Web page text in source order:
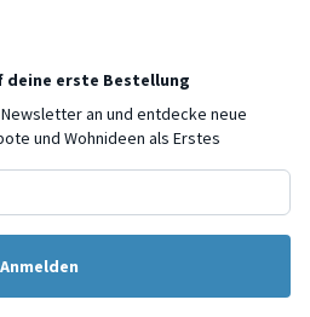
deine erste Bestellung
an und entdecke neue
und Wohnideen als Erstes
Anmelden